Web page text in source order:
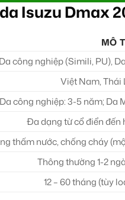
Isuzu Dmax
MÔ
Da công nghiệp (Simili, PU),
Việt Nam, Thái
Da công nghiệp: 3-5 năm; Da
Đa dạng từ cổ điển đến
thấm nước, chống cháy
Thông thường 1-2
12 – 60 tháng (tùy